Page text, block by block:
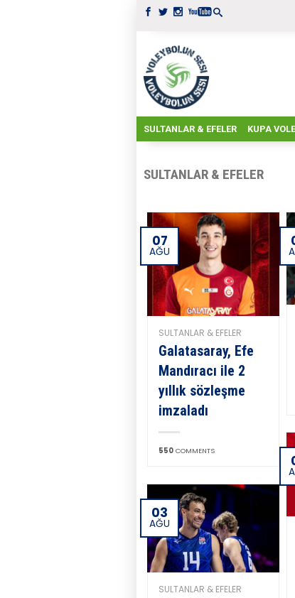
SULTANLAR & EFELER KUPA
SULTANLAR & EFELER
07
AĞU
SULTANLAR & EFELER
Galatasaray, Efe
Mandıracı ile 2
yıllık sözleşme
imzaladı
550 COMMENTS
03
AĞU
SULTANLAR & EFELER